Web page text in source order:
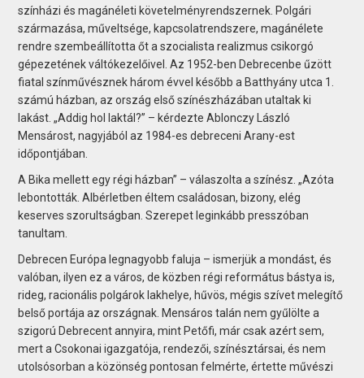
színházi és magánéleti követelményrendszernek. Polgári
származása, műveltsége, kapcsolatrendszere, magánélete
rendre szembeállította őt a szocialista realizmus csikorgó
gépezetének váltókezelőivel. Az 1952-ben Debrecenbe űzött
fiatal színművésznek három évvel később a Batthyány utca 1.
számú házban, az ország első színészházában utaltak ki
lakást. „Addig hol laktál?” – kérdezte Ablonczy László
Mensárost, nagyjából az 1984-es debreceni Arany-est
időpontjában.
A Bika mellett egy régi házban” – válaszolta a színész. „Azóta
lebontották. Albérletben éltem családosan, bizony, elég
keserves szorultságban. Szerepet leginkább presszóban
tanultam.
Debrecen Európa legnagyobb faluja – ismerjük a mondást, és
valóban, ilyen ez a város, de közben régi református bástya is,
rideg, racionális polgárok lakhelye, hűvös, mégis szívet melegítő
belső portája az országnak. Mensáros talán nem gyűlölte a
szigorú Debrecent annyira, mint Petőfi, már csak azért sem,
mert a Csokonai igazgatója, rendezői, színésztársai, és nem
utolsósorban a közönség pontosan felmérte, értette művészi